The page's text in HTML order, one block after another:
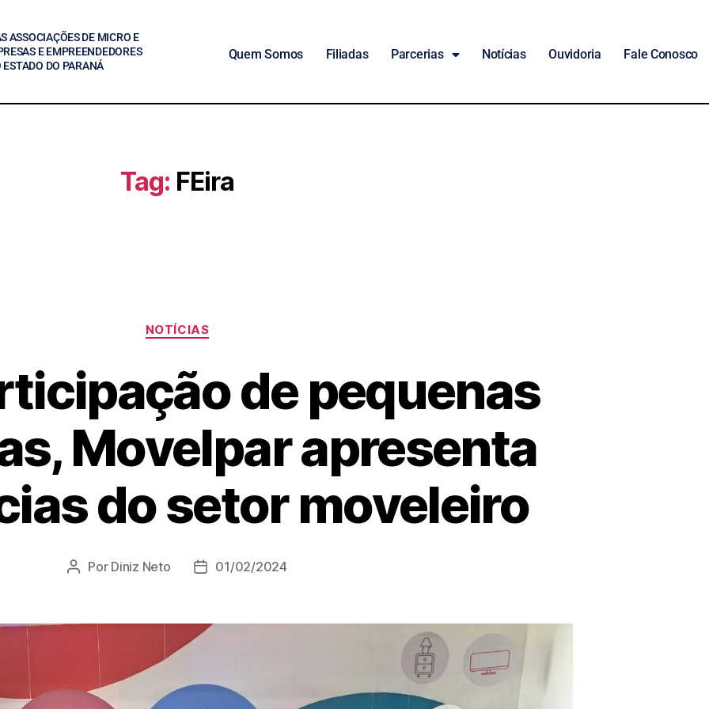
ASSOCIAÇÕES DE MICRO E
E EMPREENDEDORES
DO PARANÁ
Quem Somos Filiadas Parcerias Notícias Ouvidoria Fale Conosco
Tag: FEira
NOTÍCIAS
de pequenas
Movelpar apresenta
do setor moveleiro
Por Diniz Neto 01/02/2024